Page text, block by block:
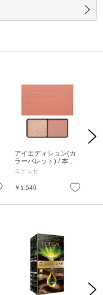
お気に入り
アイエディション(カ
ラーパレット) / 本体 /
14 ルミナスポピー / 3.
エテュセ
￥1,540
Next
Next